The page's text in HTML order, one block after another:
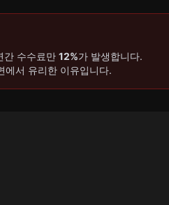
간 수수료만 12%가 발생합니다.
에서 유리한 이유입니다.